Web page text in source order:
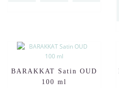
BARAKKAT Satin OUD
100 ml